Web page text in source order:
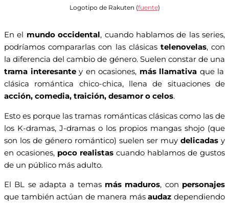
Logotipo de Rakuten (fuente)
En el mundo occidental, cuando hablamos de las series,
podríamos compararlas con las clásicas telenovelas, con
la diferencia del cambio de género. Suelen constar de una
trama interesantey en ocasiones, más llamativa que la
clásica romántica chico-chica, llena de situaciones de
acción, comedia, traición, desamor o celos.
Esto es porque las tramas románticas clásicas como las de
los K-dramas, J-dramas o los propios mangas shojo (que
son los de género romántico) suelen ser muy delicadas y
en ocasiones, poco realistas cuando hablamos de gustos
de un público más adulto.
El BL se adapta a temas más maduros, con personajes
que también actúan de manera másaudaz dependiendo